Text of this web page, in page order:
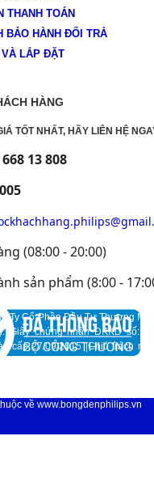
THANH TOÁN
BẢO HÀNH ĐỔI TRẢ
VÀ LẮP ĐẶT
HÀNG
TỐT NHẤT, HÃY LIÊN HỆ
13 808
(08:00 - 20:00)
sản phẩm (8:00 -
Ty Cổ Phần Đầu Tư Thương Mại
Giấy chứng nhận ĐKKD số:
cấp 27/09/2015 |Chịu trách
vềwww.bongdenphilips.vn